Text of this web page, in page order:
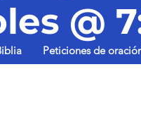
@
Peticiones de